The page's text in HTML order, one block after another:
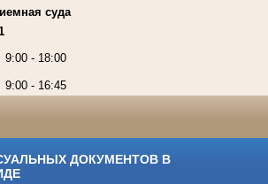
суда
9:00 - 18:00
9:00 - 16:45
ДОКУМЕНТОВ В